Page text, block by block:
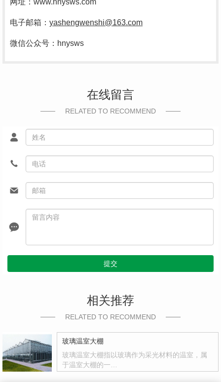
网址： www.hnysws.com
电子邮箱： yashengwenshi@163.com
微信公众号： hnysws
在线留言
RELATED TO RECOMMEND
提交
相关推荐
RELATED TO RECOMMEND
玻璃温室大棚
玻璃温室大棚指以玻璃作为采光材料的温室，属
于温室大棚的一…